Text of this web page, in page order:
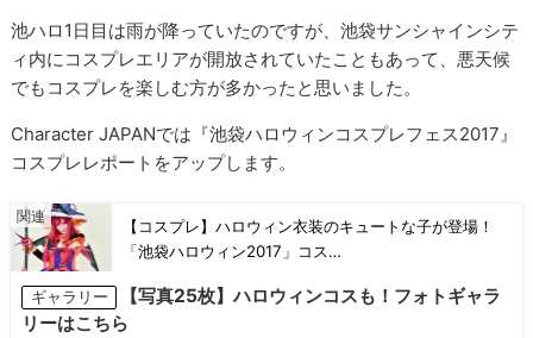
池ハロ1日目は雨が降っていたのですが、池袋サンシャインシテ
ィ内にコスプレエリアが開放されていたこともあって、悪天候
でもコスプレを楽しむ方が多かったと思いました。
Character JAPANでは『池袋ハロウィンコスプレフェス2017』
コスプレレポートをアップします。
【コスプレ】ハロウィン衣装のキュートな子が登場！
「池袋ハロウィン2017」コス…
ギャラリー
【写真25枚】ハロウィンコスも！フォトギャラ
リーはこちら